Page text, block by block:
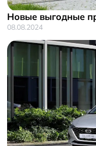
Новые выгодные
08.08.2024